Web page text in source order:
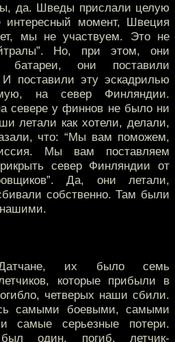
да. Шведы прислали целую
интересный момент, Швеция
мы не участвуем. Это не
Но, при этом, они
батареи, они поставили
поставили эту эскадрилью
на север Финляндии.
севере у финнов не было ни
летали как хотели, делали,
что: “Мы вам поможем,
Мы вам поставляем
север Финляндии от
Да, они летали,
собственно. Там были
их было семь
которые прибыли в
четверых наши сбили.
самыми боевыми, самыми
самые серьезные потери.
один, погиб, летчик-